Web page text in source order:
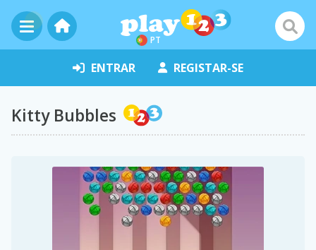
PT
ENTRAR REGISTAR-SE
Kitty Bubbles